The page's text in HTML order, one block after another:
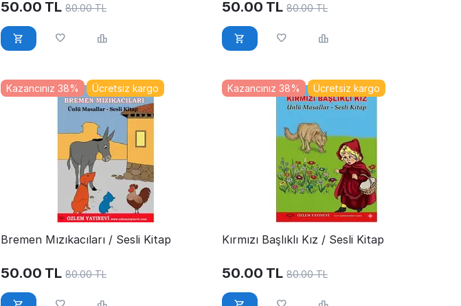
50.00 TL 80.00 TL 50.00 TL 80.00 TL
Ücretsiz kargo
Kazancınız 38%
Bremen Mızıkacıları / Sesli Kitap
50.00 TL 80.00 TL
Ücretsiz kargo
Kazancınız 38%
Kırmızı Başlıklı Kız / Sesli Kitap
50.00 TL 80.00 TL